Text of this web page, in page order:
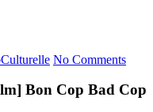
No Comments
Bon Cop Bad Cop